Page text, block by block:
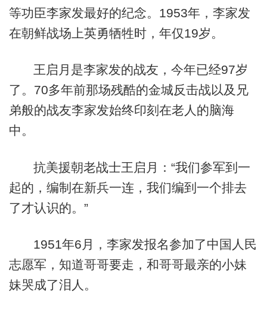
等功臣李家发最好的纪念。1953年，李家发
在朝鲜战场上英勇牺牲时，年仅19岁。
王启月是李家发的战友，今年已经97岁
了。70多年前那场残酷的金城反击战以及兄
弟般的战友李家发始终印刻在老人的脑海
中。
抗美援朝老战士王启月：“我们参军到一
起的，编制在新兵一连，我们编到一个排去
了才认识的。”
1951年6月，李家发报名参加了中国人民
志愿军，知道哥哥要走，和哥哥最亲的小妹
妹哭成了泪人。